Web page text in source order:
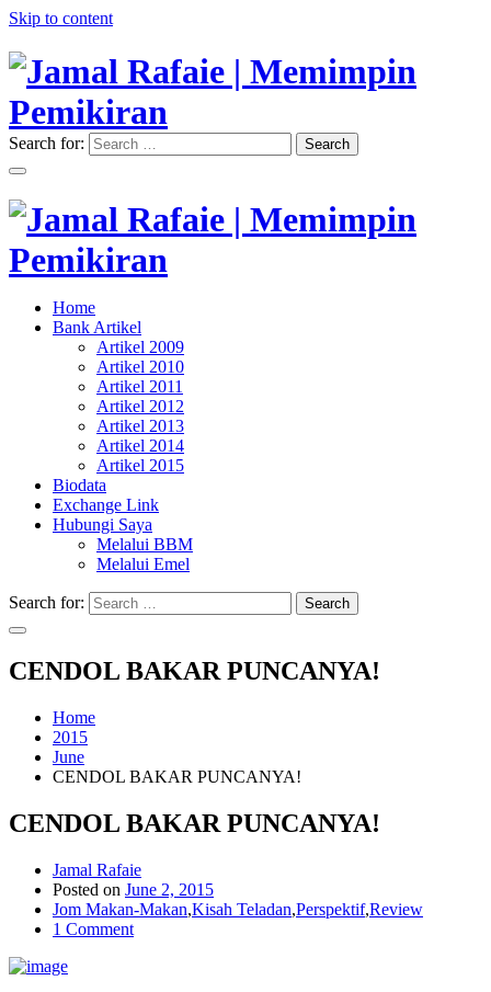
Skip to content
Jamal Rafaie | Memimpin
Pemikiran
"Memimpin Pemikiran"
Search for: Search
Jamal Rafaie | Memimpin
Pemikiran
"Memimpin Pemikiran"
Home
Bank Artikel
Artikel 2009
Artikel 2010
Artikel 2011
Artikel 2012
Artikel 2013
Artikel 2014
Artikel 2015
Biodata
Exchange Link
Hubungi Saya
Melalui BBM
Melalui Emel
Search for: Search
CENDOL BAKAR PUNCANYA!
Home
2015
June
CENDOL BAKAR PUNCANYA!
CENDOL BAKAR PUNCANYA!
Jamal Rafaie
Posted on June 2, 2015
Jom Makan-Makan,Kisah Teladan,Perspektif,Review
1 Comment